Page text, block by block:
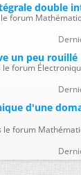
double
forum
un peu rouillé
le forum
d'une
le forum